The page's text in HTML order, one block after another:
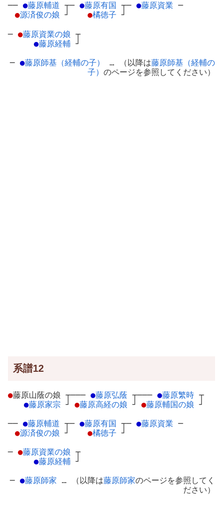
── ●藤原輔道 ┬
●源済俊の娘 ┘
─ ●藤原有国
┬
●橘徳子 ┘
─ ●藤原資業 ─
─ ●藤原資業の娘 ┬
●藤原経輔 ┘
─ ●藤原師基（経輔の子） … （以降は藤原師基（経輔の
子） のページを参照してください）
系譜12
●藤原山蔭の娘 ┬
●藤原家宗 ┘
─── ●藤原弘蔭 ┬
●藤原高経の娘 ┘
─── ●藤原繁時 ┬
●藤原輔国の娘 ┘
── ●藤原輔道 ┬
●源済俊の娘 ┘
─ ●藤原有国 ┬
●橘徳子 ┘
─ ●藤原資業 ─
─ ●藤原資業の娘 ┬
●藤原経輔 ┘
─ ●藤原師家 … （以降は藤原師家のページを参照してく
ださい）